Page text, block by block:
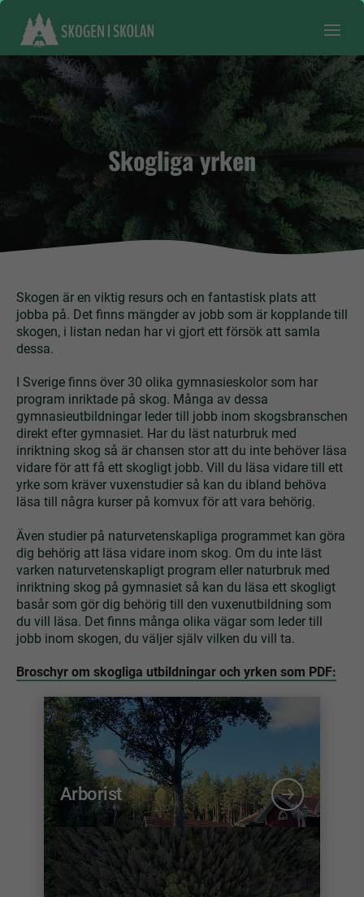
Skogliga yrken
Skogen är en viktig resurs och en fantastisk plats att
jobba på. Det finns mängder av jobb som är kopplande till
skogen, i listan nedan har vi gjort ett försök att samla
dessa.
I Sverige finns över 30 olika gymnasieskolor som har
program inriktade på skog. Många av dessa
gymnasieutbildningar leder till jobb inom skogsbranschen
direkt efter gymnasiet. Har du läst naturbruk med
inriktning skog så är chansen stor att du inte behöver läsa
vidare för att få ett skogligt jobb. Vill du läsa vidare till ett
yrke som kräver vuxenstudier så kan du ibland behöva
läsa till några kurser på komvux för att vara behörig.
Även studier på naturvetenskapliga programmet kan göra
dig behörig att läsa vidare inom skog. Om du inte läst
varken naturvetenskapligt program eller naturbruk med
inriktning skog på gymnasiet så kan du läsa ett skogligt
basår som gör dig behörig till den vuxenutbildning som
du vill läsa. Det finns många olika vägar som leder till
jobb inom skogen, du väljer själv vilken du vill ta.
Broschyr om skogliga utbildningar och yrken som PDF:
Arborist